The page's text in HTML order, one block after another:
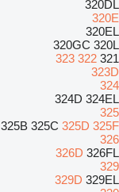
320DL
320E
320EL
320GC 320L
321
322
323
323D
324
324D 324EL
325
325B 325C 325D 325F
326
326D 326FL
329
329D 329EL